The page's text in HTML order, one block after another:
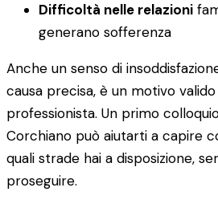
Difficoltà nelle relazioni
generano sofferenza
Anche un senso di
causa precisa, è un motivo
professionista. Un primo
Corchiano può aiutarti a capire
quali strade hai a disposizione,
proseguire.